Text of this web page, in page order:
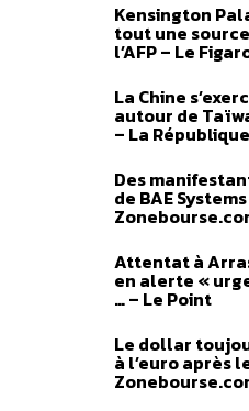
Kensington
tout une
l’AFP – Le
La Chine
autour de
– La
Des
de BAE
Attentat à
en alerte «
… – Le Point
Le dollar
à l’euro après